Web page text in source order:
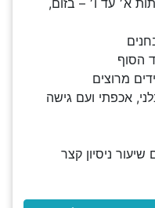
א׳ עד ו׳ – בזום,
הסוף
מרוצים
אכפתי ועם גישה
ניסיון קצר